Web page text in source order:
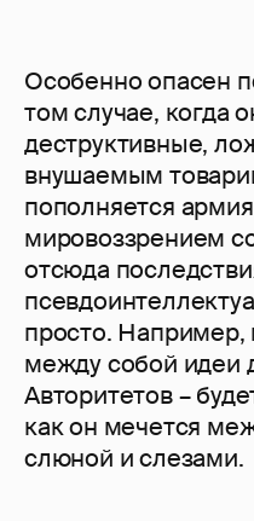
Особенно опасен
том случае, когда
деструктивные,
внушаемым
пополняется
мировоззрением
отсюда
просто. Например,
между собой идеи
Авторитетов –
как он мечется
слюной и слезами.